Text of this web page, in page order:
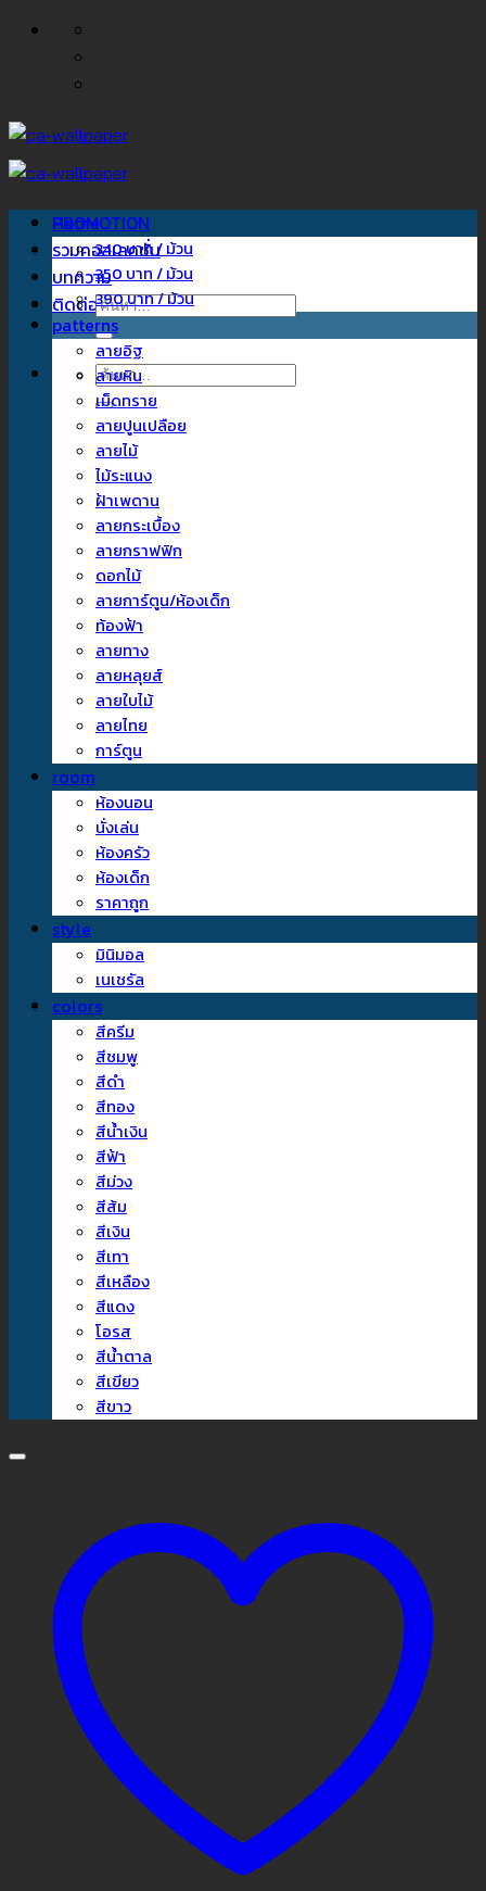
ข้าม
Home
รวมคอลเลคชั่น
บทความ
ติดต่อเรา
ค้นหา:
ค้นหา:
PROMOTION
340 บาท / ม้วน
350 บาท / ม้วน
390 บาท / ม้วน
patterns
ลายอิฐ
ลายหิน
เม็ดทราย
ลายปูนเปลือย
ลายไม้
ไม้ระแนง
ฝ้าเพดาน
ลายกระเบื้อง
ลายกราฟฟิก
ดอกไม้
ลายการ์ตูน/ห้องเด็ก
ท้องฟ้า
ลายทาง
ลายหลุยส์
ลายใบไม้
ลายไทย
การ์ตูน
room
ห้องนอน
นั่งเล่น
ห้องครัว
ห้องเด็ก
ราคาถูก
style
มินิมอล
เนเชรัล
colors
สีครีม
สีชมพู
สีดำ
สีทอง
สีน้ำเงิน
สีฟ้า
สีม่วง
สีส้ม
สีเงิน
สีเทา
สีเหลือง
สีแดง
โอรส
สีน้ำตาล
สีเขียว
สีขาว